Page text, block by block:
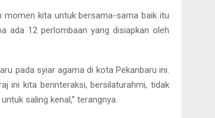
momen kita untuk bersama-sama baik itu
ada 12 perlombaan yang disiapkan oleh
pada syiar agama di kota Pekanbaru ini.
ini kita berinteraksi, bersilaturahmi, tidak
saling kenal,” terangnya.